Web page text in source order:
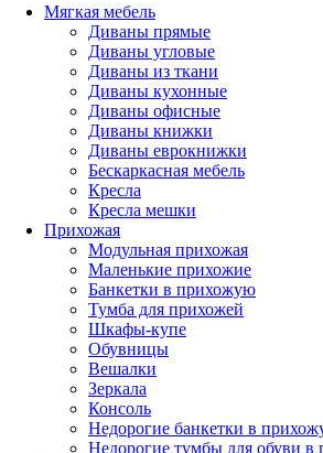
Мягкая мебель
Диваны прямые
Диваны угловые
Диваны из ткани
Диваны кухонные
Диваны офисные
Диваны книжки
Диваны еврокнижки
Бескаркасная мебель
Кресла
Кресла мешки
Прихожая
Модульная прихожая
Маленькие прихожие
Банкетки в прихожую
Тумба для прихожей
Шкафы-купе
Обувницы
Вешалки
Зеркала
Консоль
Недорогие банкетки в
Недорогие тумбы для обуви